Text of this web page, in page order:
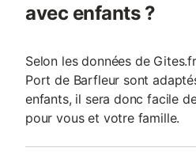
avec enfants ?
Selon les données de
Port de Barfleur sont
enfants, il sera donc facile
pour vous et votre famille.